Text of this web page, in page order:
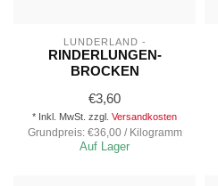
LUNDERLAND -
RINDERLUNGEN-
BROCKEN
€3,60
* Inkl. MwSt. zzgl. Versandkosten
Grundpreis: €36,00 / Kilogramm
Auf Lager